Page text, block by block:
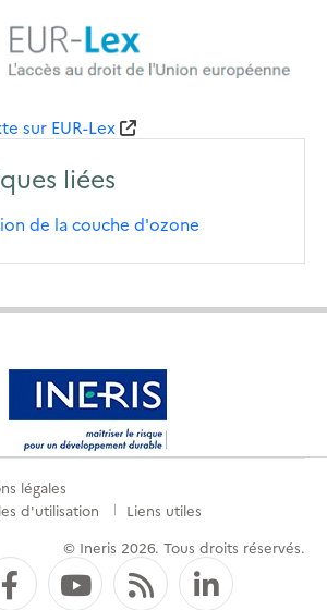
sur EUR-Lex
liées
de la couche d'ozone
légales
d'utilisation
Liens utiles
© Ineris 2026. Tous droits réservés.
FacebookYouTube
Flux RSS